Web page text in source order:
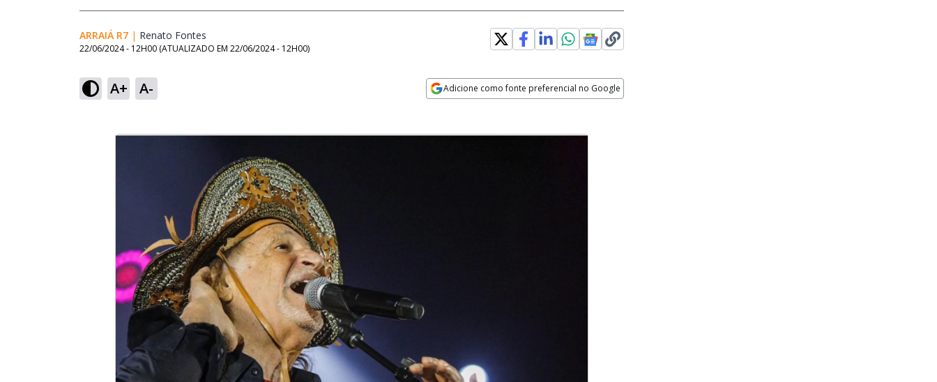
ARRAIÁ R7 | Renato Fontes
22/06/2024 - 12H00 (ATUALIZADO EM 22/06/2024 - 12H00)
A+ A- Adicione como fonte preferencial no Google